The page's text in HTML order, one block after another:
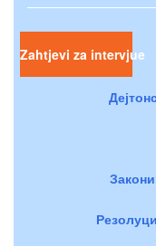
Zahtjevi za intervjue